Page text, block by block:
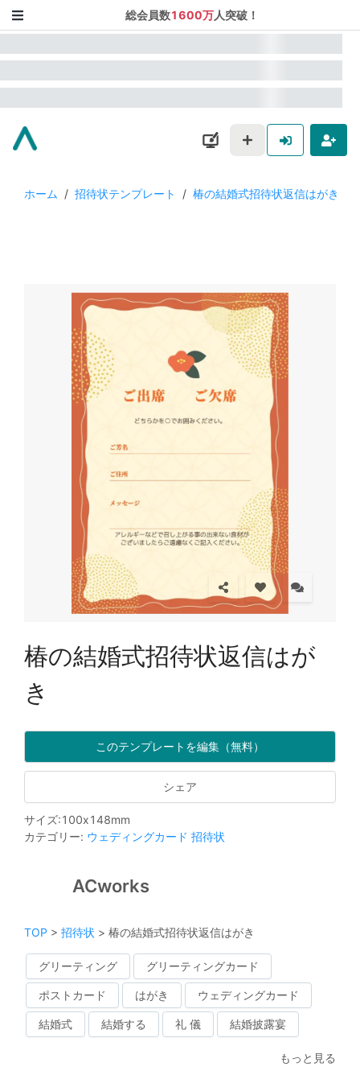
総会員数1600万人突破！
ホーム / 招待状テンプレート / 椿の結婚式招待状返信はがき
椿の結婚式招待状返信はが
き
このテンプレートを編集（無料）
シェア
サイズ:100x148mm
カテゴリー: ウェディングカード 招待状
ACworks
TOP > 招待状 > 椿の結婚式招待状返信はがき
グリーティング グリーティングカード
ポストカード はがき ウェディングカード
結婚式 結婚する 礼 儀 結婚披露宴
もっと見る